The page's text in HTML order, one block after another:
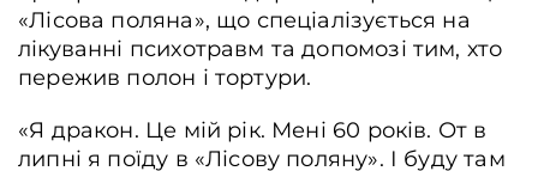
«Лісова поляна», що спеціалізується на
лікуванні психотравм та допомозі тим, хто
пережив полон і тортури.
«Я дракон. Це мій рік. Мені 60 років. От в
липні я поїду в «Лісову поляну». І буду там